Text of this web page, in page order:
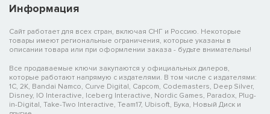
Информация
Сайт работает для всех стран, включая СНГ и Россию. Некоторые
товары имеют региональные ограничения, которые указаны в
описании товара или при оформлении заказа - будьте внимательны!
Все продаваемые ключи закупаются у официальных дилеров,
которые работают напрямую с издателями. В том числе с издателями:
1C, 2K, Bandai Namco, Curve Digital, Capcom, Codemasters, Deep Silver,
Disney, IO Interactive, Iceberg Interactive, Nordic Games, Paradox, Plug-
in-Digital, Take-Two Interactive, Team17, Ubisoft, Бука, Новый Диск и